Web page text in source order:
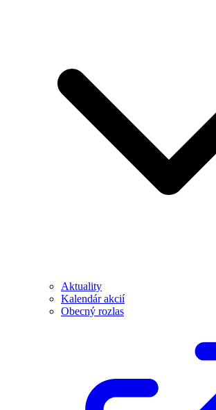
Aktuality
Kalendár akcií
Obecný rozlas